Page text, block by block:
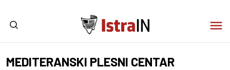
MEDITERANSKI PLESNI CENTAR